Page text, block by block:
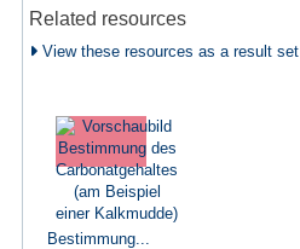
Related resources
View these resources as a result set
Bestimmung...